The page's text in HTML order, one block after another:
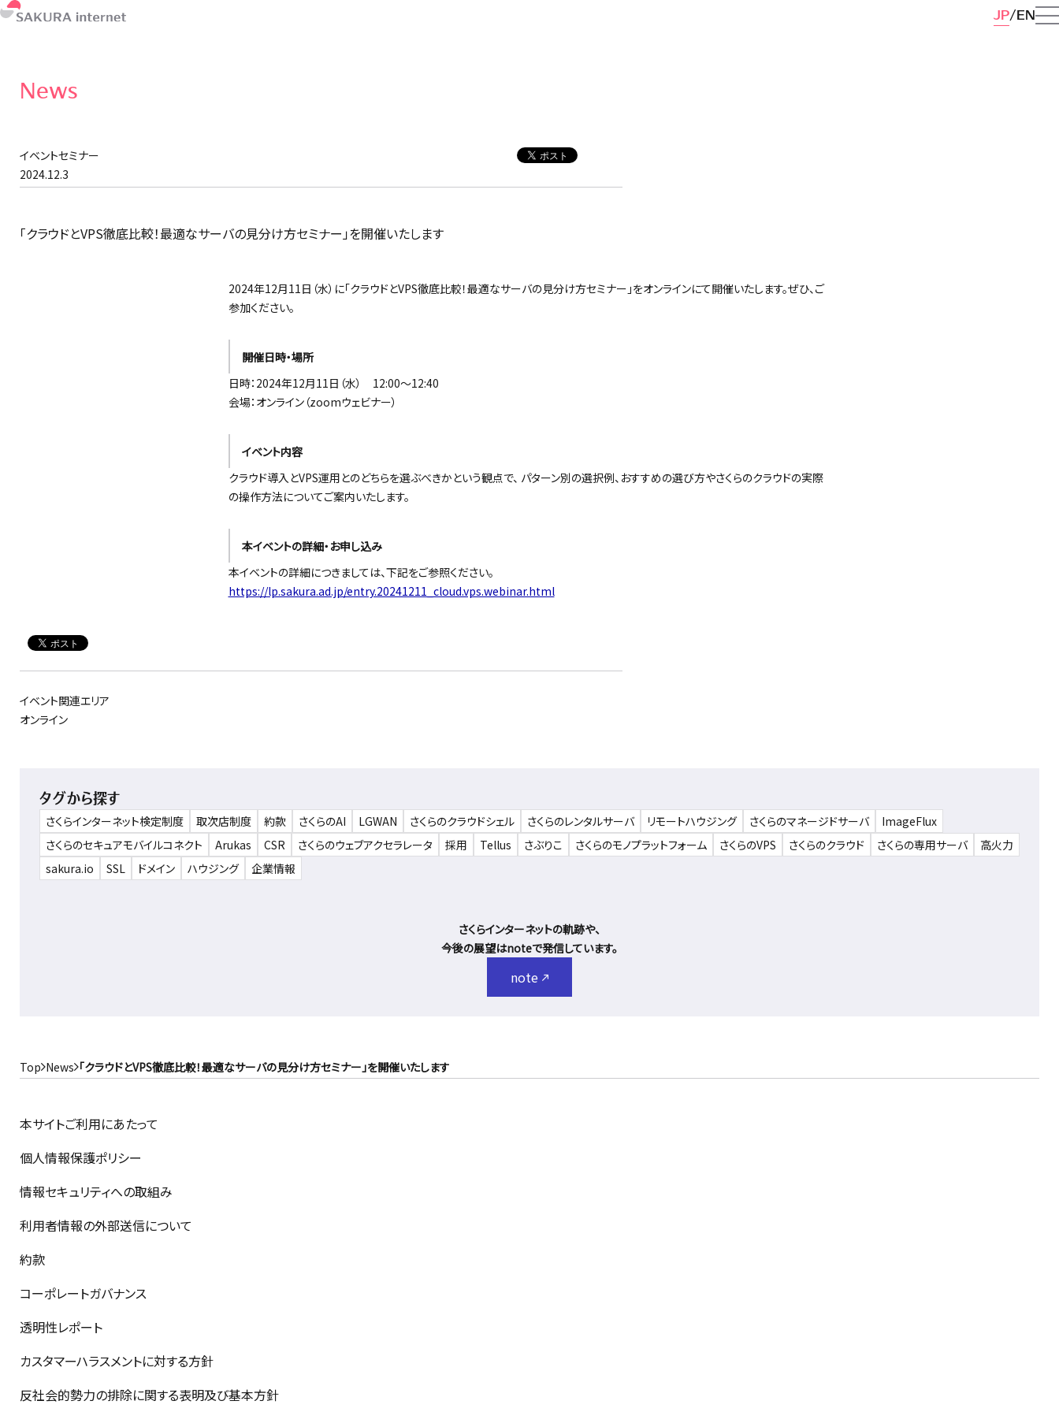
JP EN
News
イベントセミナー
2024.12.3
「クラウドとVPS徹底比較！最適なサーバの見分け方セミナー」を開催いたします
2024年12月11日（水）に「クラウドとVPS徹底比較！最適なサーバの見分け方セミナー」をオンラインにて開催いたします。ぜひ、ご
参加ください。
開催日時・場所
日時：2024年12月11日（水） 12:00〜12:40
会場：オンライン（zoomウェビナー）
イベント内容
クラウド導入とVPS運用とのどちらを選ぶべきかという観点で、 パターン別の選択例、おすすめの選び方やさくらのクラウドの実際
の操作方法についてご案内いたします。
本イベントの詳細・お申し込み
本イベントの詳細につきましては、下記をご参照ください。
https://lp.sakura.ad.jp/entry.20241211_cloud.vps.webinar.html
イベント関連エリア
オンライン
タグから探す
さくらインターネット検定制度 取次店制度 約款 さくらのAI LGWAN さくらのクラウドシェル さくらのレンタルサーバ リモートハウジング さくらのマネージドサーバ
ImageFlux
さくらのセキュアモバイルコネクト
Arukas CSR さくらのウェブアクセラレータ 採用 Tellus さぶりこ さくらのモノプラットフォーム さくらのVPS さくらのクラウド さくらの専用サーバ
高火力
sakura.io
SSL ドメイン ハウジング 企業情報
さくらインターネットの軌跡や、
今後の展望はnoteで発信しています。
note
Top News 「クラウドとVPS徹底比較！最適なサーバの見分け方セミナー」を開催いたします
本サイトご利用にあたって
個人情報保護ポリシー
情報セキュリティへの取組み
利用者情報の外部送信について
約款
コーポレートガバナンス
透明性レポート
カスタマーハラスメントに対する方針
反社会的勢力の排除に関する表明及び基本方針